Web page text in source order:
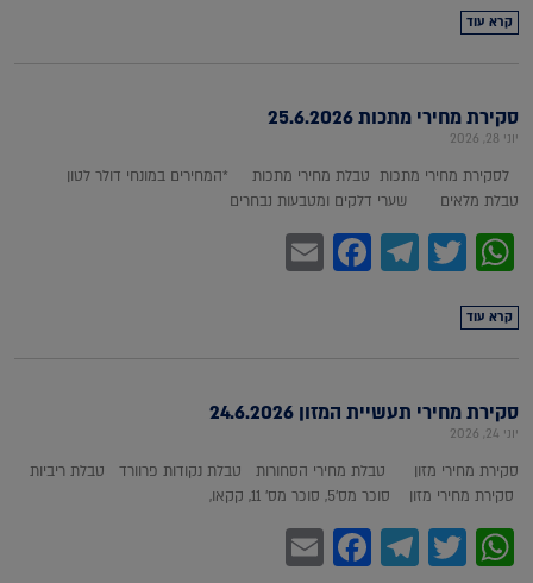
קרא עוד
סקירת מחירי מתכות 25.6.2026
יוני 28, 2026
לסקירת מחירי מתכות טבלת מחירי מתכות *המחירים במונחי דולר לטון
טבלת מלאים שערי דלקים ומטבעות נבחרים
WhatsApp
Twitter
Telegram
Facebook
קרא עוד
סקירת מחירי תעשיית המזון 24.6.2026
יוני 24, 2026
סקירת מחירי מזון טבלת מחירי הסחורות טבלת נקודות פרוורד טבלת ריביות
סקירת מחירי מזון סוכר מס'5, סוכר מס' 11, קקאו,
WhatsApp
Twitter
Telegram
Facebook